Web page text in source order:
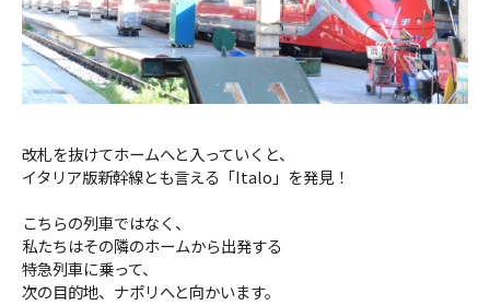
改札を抜けてホームへと入っていくと、
イタリア版新幹線とも言える「Italo」を発見！
こちらの列車ではなく、
私たちはその隣のホームから出発する
特急列車に乗って、
次の目的地、ナポリへと向かいます。